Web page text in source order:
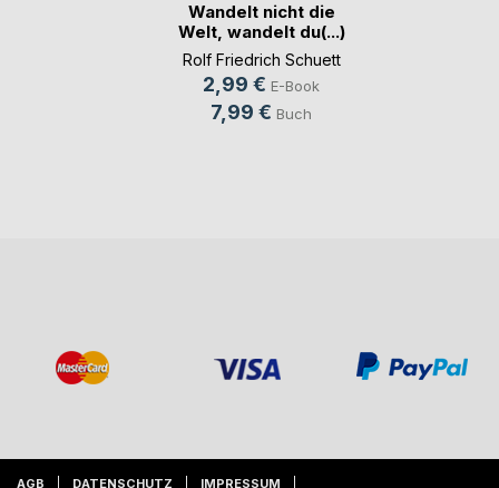
Wandelt nicht die
Welt, wandelt du(...)
Rolf Friedrich Schuett
2,99 € E-Book
7,99 € Buch
AGB DATENSCHUTZ IMPRESSUM